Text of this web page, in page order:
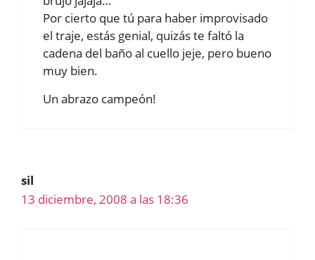
Por cierto que tú para haber improvisado
el traje, estás genial, quizás te faltó la
cadena del baño al cuello jeje, pero bueno
muy bien.
Un abrazo campeón!
sil
13 diciembre, 2008 a las 18:36